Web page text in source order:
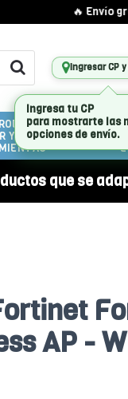
🔥 Envío
Ingresar CP
Y
que se
AP -